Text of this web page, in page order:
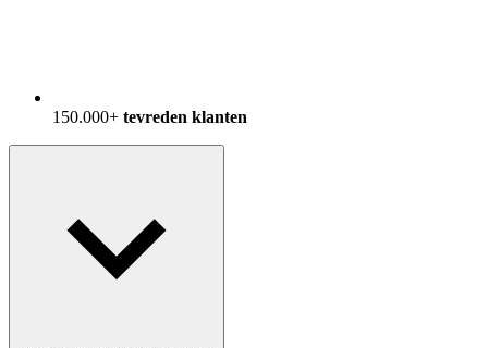
150.000+ tevreden klanten